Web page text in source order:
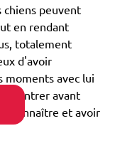
chiens peuvent
en rendant
totalement
d'avoir
moments avec lui
avant
connaître et avoir